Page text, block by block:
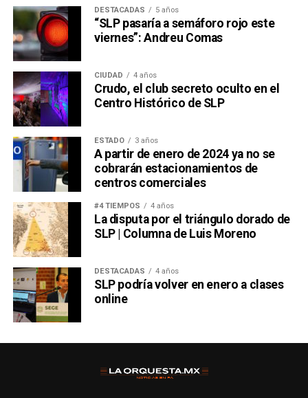
DESTACADAS 5 años
“SLP pasaría a semáforo rojo este
viernes”: Andreu Comas
CIUDAD 4 años
Crudo, el club secreto oculto en el
Centro Histórico de SLP
ESTADO 3 años
A partir de enero de 2024 ya no se
cobrarán estacionamientos de
centros comerciales
#4 TIEMPOS 4 años
La disputa por el triángulo dorado de
SLP | Columna de Luis Moreno
DESTACADAS 4 años
SLP podría volver en enero a clases
online